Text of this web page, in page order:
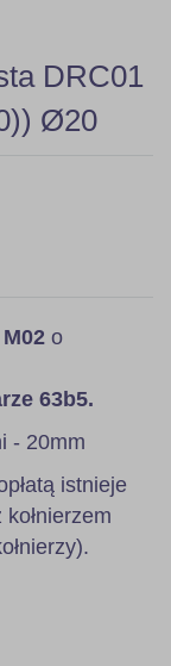
DRC01
Ø20
o
63b5.
- 20mm
istnieje